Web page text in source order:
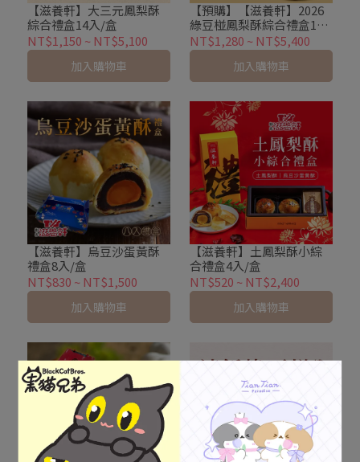
【滋養軒】大三元鳳梨酥
綜合禮盒14入/盒
NT$1,150 ~ NT$5,100
加入購物車
【預購】【滋養軒】2026
綠豆椪鳳梨酥綜合禮盒13
入/盒
NT$1,280 ~ NT$5,400
加入購物車
【滋養軒】烏豆沙蛋黃酥
禮盒8入/盒
NT$830 ~ NT$1,500
加入購物車
【滋養軒】土鳳梨酥小綜
合禮盒4入/盒
NT$520 ~ NT$2,400
加入購物車